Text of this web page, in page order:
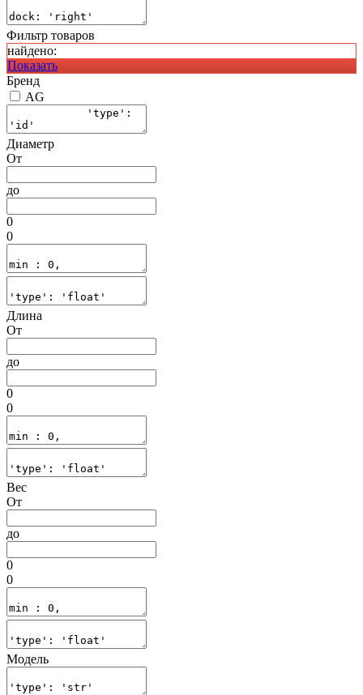
Фильтр товаров
найдено:
Показать
Бренд
AG
Диаметр
От
до
0
0
Длина
От
до
0
0
Вес
От
до
0
0
Модель